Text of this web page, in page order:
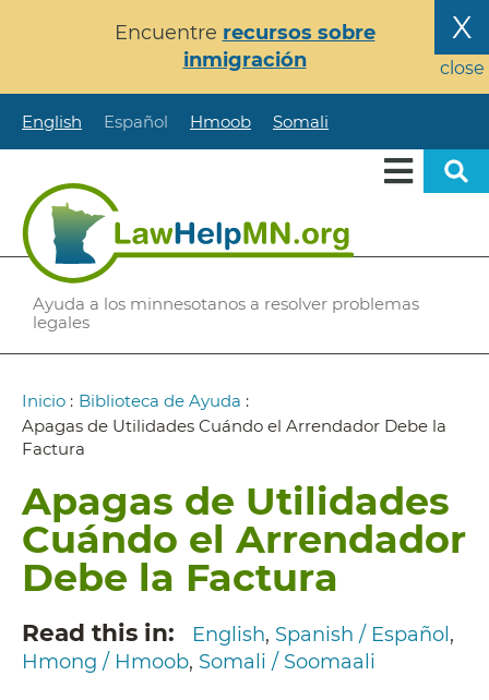
principal
X
close
Encuentre recursos sobre
inmigración
English Español Hmoob Somali
Ayuda a los minnesotanos a resolver problemas
legales
Ruta
de
navegación
Inicio : Biblioteca de Ayuda :
Apagas de Utilidades Cuándo el Arrendador Debe la
Factura
Apagas de Utilidades
Cuándo el Arrendador
Debe la Factura
Read this in English Spanish / Español
Hmong / Hmoob Somali / Soomaali